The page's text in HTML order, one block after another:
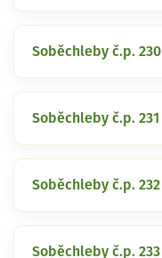
Soběchleby č.p. 230
Soběchleby č.p. 231
Soběchleby č.p. 232
Soběchleby č.p. 233